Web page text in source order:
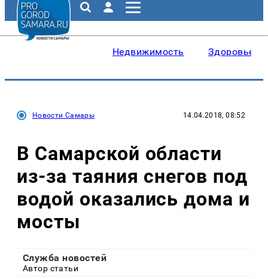
Недвижимость Здоровье
Новости Самары 14.04.2018, 08:52
В Самарской области
из-за таяния снегов под
водой оказались дома и
мосты
Служба новостей
Автор статьи